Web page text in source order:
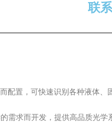
联
配置，可快速识别各种液体、
需求而开发，提供高品质光